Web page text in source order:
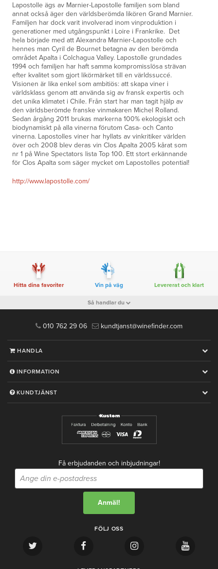
Lapostolle ägs av Marnier-Lapostolle familjen som bland
annat också äger den världsberömda likören Grand Marnier.
Familjen har dock varit involverad inom vinproduktion i
generationer med utgångspunkt i Loire i Frankrike. Det
hela började med att Alexandra Marnier-Lapostolle och
hennes man Cyril de Bournet betagna av den berömda
området Apalta i Colchagua Valley. Lapostolle grundades
1994 och familjen har haft samma kompromisslösa strävan
efter kvalitet som gjort likörmärket till en världssuccé.
Visionen är lika enkel som ambitiös: att skapa viner i
världsklass genom att använda sig av fransk expertis och
det unika klimatet i Chile. Från start har man tagit hjälp av
den världsberömde franske vinmakaren Michel Rolland.
Sedan årgång 2011 brukas markerna 100% ekologiskt och
biodynamiskt på alla vinerna förutom Casa- och Canto
vinerna. Lapostolles viner har hyllats av vinkritiker världen
över och 2008 blev deras vin Clos Apalta 2005 kårat som
nr 1 på Wine Spectators lista Top 100. Ett stort erkännande
för Clos Apalta som säger mycket om Lapostolles potential!
http://www.lapostolle.com/
Hitta dina favoriter Vin på väg Levererat och klart
Så handlar du
010 762 29 06 kundtjanst@winefinder.com
HANDLA
INFORMATION
KUNDTJÄNST
Få erbjudanden och inbjudningar!
FÖLJ OSS